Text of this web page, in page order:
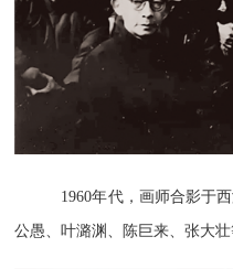
1960年代，画师合影于
公愚、叶潞渊、陈巨来、张大